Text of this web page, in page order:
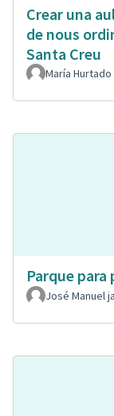
Crear una
de nous
Santa Creu
María
Parque para
José Manuel